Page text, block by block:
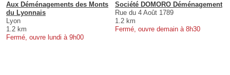
Aux Déménagements des Monts
du Lyonnais
Lyon
1.2 km
Fermé, ouvre lundi à 9h00
Société DOMORO Déménagement
Rue du 4 Août 1789
1.2 km
Fermé, ouvre demain à 8h30